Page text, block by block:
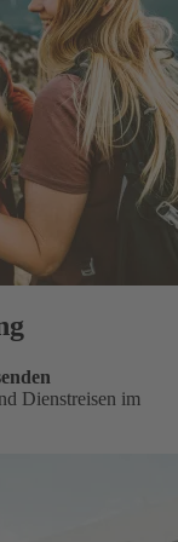
Dienstreisen im